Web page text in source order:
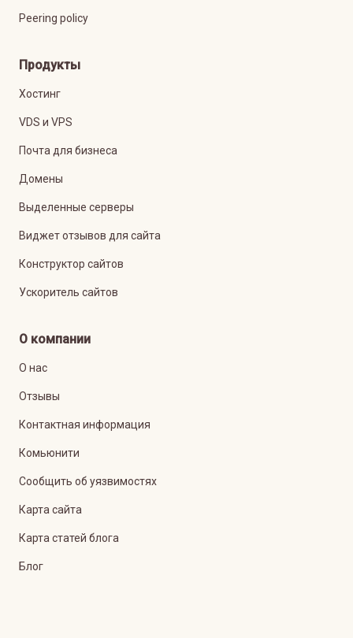
Peering policy
Продукты
Хостинг
VDS и VPS
Почта для бизнеса
Домены
Выделенные серверы
Виджет отзывов для сайта
Конструктор сайтов
Ускоритель сайтов
О компании
О нас
Отзывы
Контактная информация
Комьюнити
Сообщить об уязвимостях
Карта сайта
Карта статей блога
Блог